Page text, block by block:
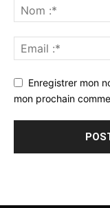
Enregistrer mon
mon prochain